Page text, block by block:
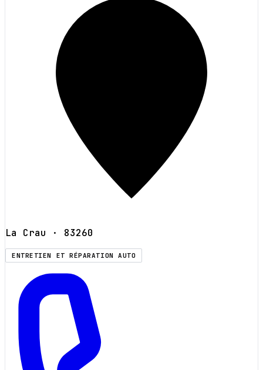
La Crau · 83260
ENTRETIEN ET RÉPARATION AUTO